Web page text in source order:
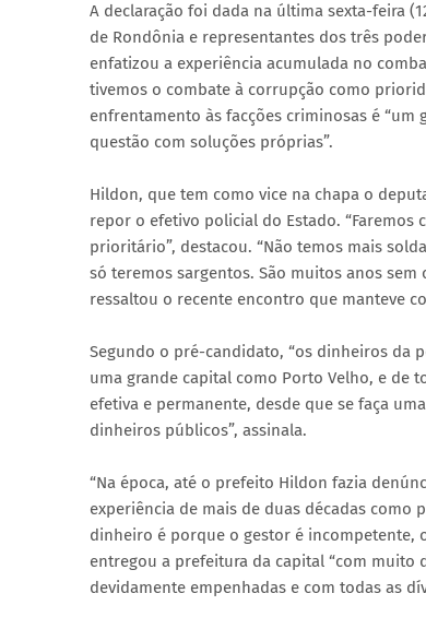
A declaração foi dada na última sexta-feira
de Rondônia e representantes dos três
enfatizou a experiência acumulada no
tivemos o combate à corrupção como
enfrentamento às facções criminosas é “um
questão com soluções próprias”.
Hildon, que tem como vice na chapa o
repor o efetivo policial do Estado.
prioritário”, destacou. “Não temos mais
só teremos sargentos. São muitos anos
ressaltou o recente encontro que manteve
Segundo o pré-candidato, “os dinheiros da
uma grande capital como Porto Velho, e de
efetiva e permanente, desde que se faça
dinheiros públicos”, assinala.
“Na época, até o prefeito Hildon fazia
experiência de mais de duas décadas
dinheiro é porque o gestor é incompetente,
entregou a prefeitura da capital “com
devidamente empenhadas e com todas as